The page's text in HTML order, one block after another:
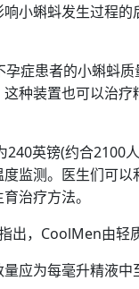
小蝌蚪发生过程
症患者的小蝌蚪
种装置也可以治
英镑(约合2100
监测。医生们可
治疗方法。
出，CoolMen由轻
应为每毫升精液